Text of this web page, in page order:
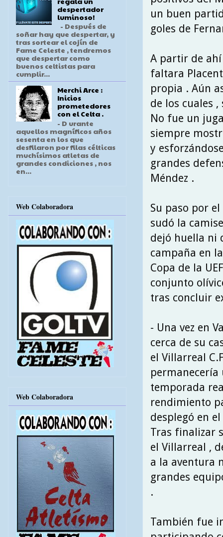
un buen
goles de
A partir de
faltara
propia . Aún
de los cuales
No fue un
siempre
y
grandes
Méndez .
Su paso por
sudó la
dejó huella ni
campaña en
Copa de la
conjunto
tras concluir
- Una vez en
cerca de su
el Villarreal
permanecería
temporada
rendimiento
desplegó en
Tras finalizar
el Villarreal ,
a la aventura
grandes
.
También fue
despertador
luminoso!
- Después de
soñar hay que despertar, y
tras sortear el cojín de
Fame Celeste , tendremos
que despertar como
buenos celtistas para
cumplir...
Merchi Arce :
Inicios
prometedores
con el Celta .
- D urante
aquellos magníficos años
sesenta en los que
desfilaron por filas célticas
muchísimos atletas de
grandes condiciones , nos
en...
Web Colaboradora
Web Colaboradora